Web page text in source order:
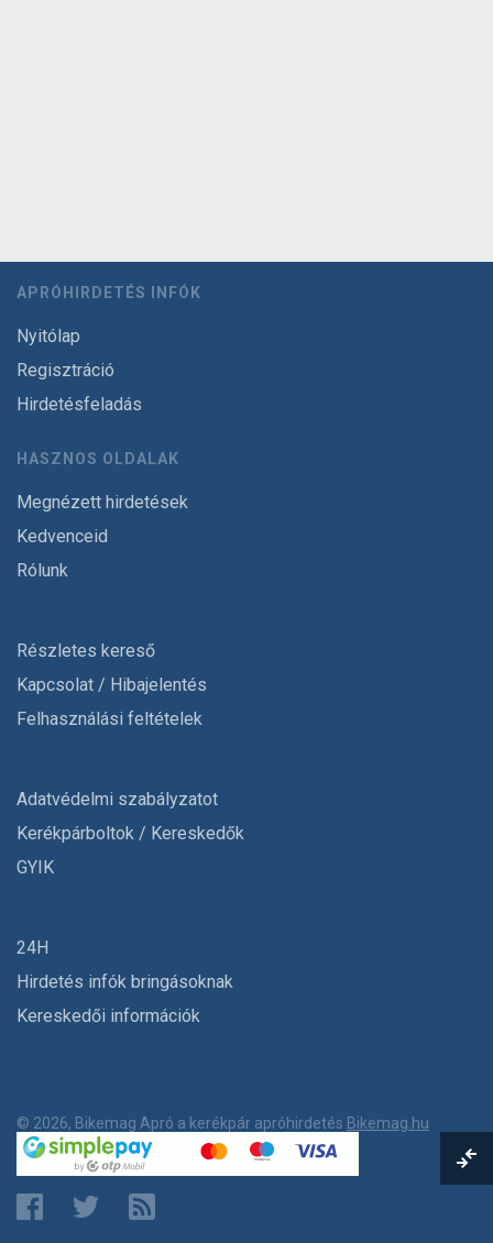
APRÓHIRDETÉS INFÓK
Nyitólap
Regisztráció
Hirdetésfeladás
HASZNOS OLDALAK
Megnézett hirdetések
Kedvenceid
Rólunk
Részletes kereső
Kapcsolat / Hibajelentés
Felhasználási feltételek
Adatvédelmi szabályzatot
Kerékpárboltok / Kereskedők
GYIK
24H
Hirdetés infók bringásoknak
Kereskedői információk
© 2026, Bikemag Apró a kerékpár apróhirdetés Bikemag.hu